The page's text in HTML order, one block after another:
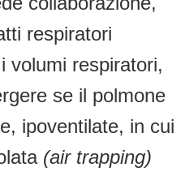
respiratori
volumi respiratori,
se il polmone
ipoventilate, in cui
(air trapping)